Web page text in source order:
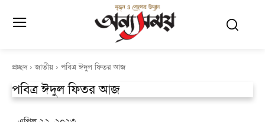
প্রচ্ছদ জাতীয় পবিত্র ঈদুল ফিতর আজ
পবিত্র ঈদুল ফিতর আজ